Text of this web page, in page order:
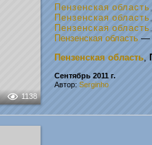
1138
Пензенская область
Пензенская область
Пензенская область
Пензенская область —
Пензенская область,
Сентябрь 2011 г.
Автор: Serginho